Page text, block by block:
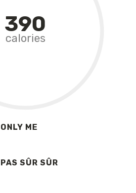
calories
390
ONLY ME
PAS SÛR SÛR